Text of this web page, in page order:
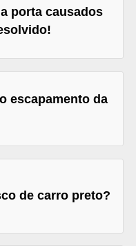
porta causados
escapamento da
de carro preto?